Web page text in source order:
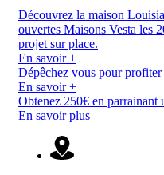
Découvrez la maison
ouvertes Maisons Vesta les
projet sur place.
En savoir +
Dépêchez vous pour
En savoir +
Obtenez 250€ en parrainant
En savoir plus